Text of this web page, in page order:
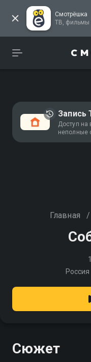
Смотрёшка
Запись
Доступ на
неполные
Главная /
Россия
Сюжет